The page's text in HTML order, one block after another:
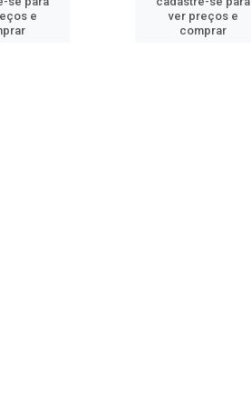
e
ver preços e
comprar